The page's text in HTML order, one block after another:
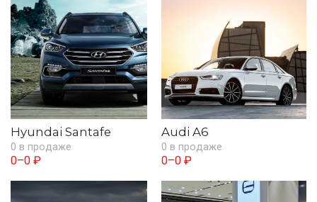
Hyundai Santafe
0 в продаже
0–0 ₽
Audi A6
0 в продаже
0–0 ₽